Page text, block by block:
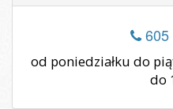
605
od poniedziałku do
do